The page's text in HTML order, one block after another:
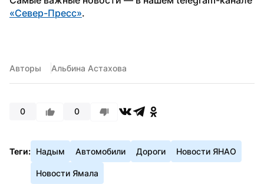
«Север-Пресс».
Авторы Альбина Астахова
0 0
Теги: Надым Автомобили Дороги Новости ЯНАО
Новости Ямала